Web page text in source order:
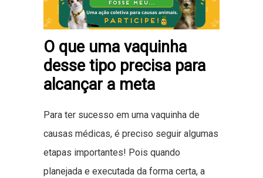
O que uma vaquinha
desse tipo precisa para
alcançar a meta
Para ter sucesso em uma vaquinha de
causas médicas, é preciso seguir algumas
etapas importantes! Pois quando
planejada e executada da forma certa, a